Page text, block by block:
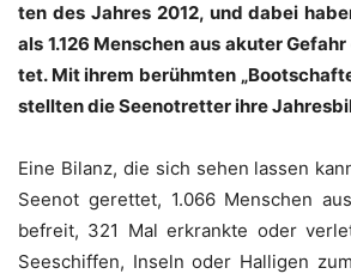
ten des Jah­res 2012, und dabei
als 1.126 Men­schen aus aku­ter
tet. Mit ihrem berühm­ten
stell­ten die See­not­ret­ter ihre
Eine Bilanz, die sich sehen las­sen
See­not geret­tet, 1.066 Men­schen
befreit, 321 Mal erkrank­te oder
See­schif­fen, Inseln oder Hal­li­gen